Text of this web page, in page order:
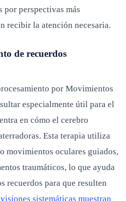
por perspectivas más
recibir la atención necesaria.
de recuerdos
por Movimientos
especialmente útil para el
en cómo el cerebro
Esta terapia utiliza
movimientos oculares guiados,
traumáticos, lo que ayuda
recuerdos para que resulten
sistemáticas muestran